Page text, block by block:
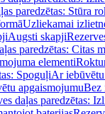
paredzētas: Stūra
Uzliekamai
Augsti skapji
paredzētas: Citas
elementi
SpoguļiAr
apgaismojumuBez
daļas paredzētas: